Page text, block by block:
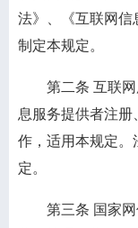
法》、《互联网信
制定本规定。
第二条 互联
息服务提供者注册
作，适用本规定。
定。
第三条 国家